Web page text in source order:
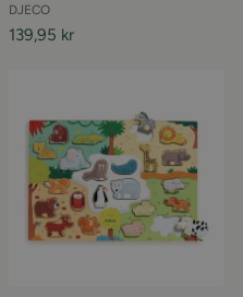
DJECO
139,95 kr